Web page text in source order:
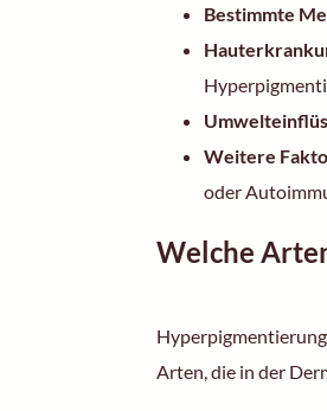
Bestimmte
Weitere
oder
Welche
Arten, die in der